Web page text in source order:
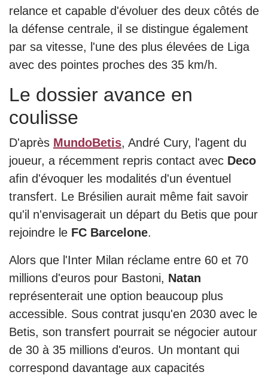
relance et capable d'évoluer des deux côtés de
la défense centrale, il se distingue également
par sa vitesse, l'une des plus élevées de Liga
avec des pointes proches des 35 km/h.
Le dossier avance en
coulisse
D'après MundoBetis, André Cury, l'agent du
joueur, a récemment repris contact avec Deco
afin d'évoquer les modalités d'un éventuel
transfert. Le Brésilien aurait même fait savoir
qu'il n'envisagerait un départ du Betis que pour
rejoindre le FC Barcelone.
Alors que l'Inter Milan réclame entre 60 et 70
millions d'euros pour Bastoni, Natan
représenterait une option beaucoup plus
accessible. Sous contrat jusqu'en 2030 avec le
Betis, son transfert pourrait se négocier autour
de 30 à 35 millions d'euros. Un montant qui
correspond davantage aux capacités